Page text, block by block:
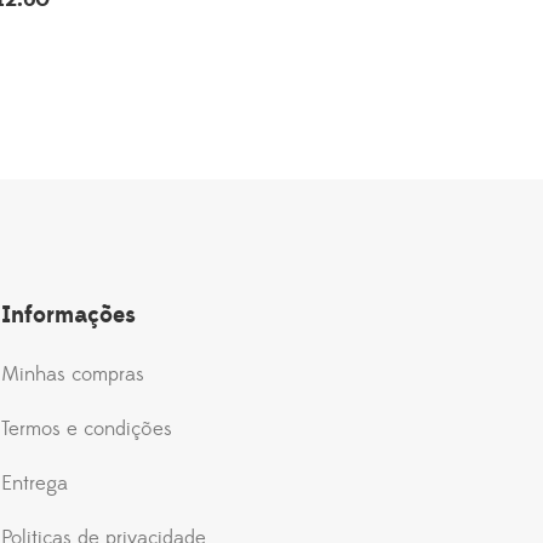
Informações
Minhas compras
Termos e condições
Entrega